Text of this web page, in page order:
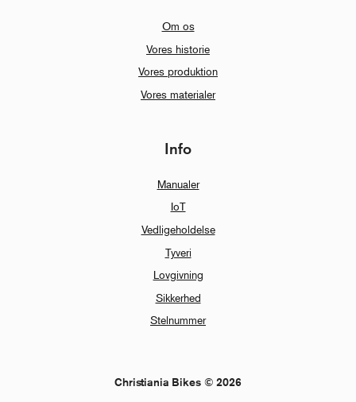
Om os
Vores historie
Vores produktion
Vores materialer
Info
Manualer
IoT
Vedligeholdelse
Tyveri
Lovgivning
Sikkerhed
Stelnummer
Christiania Bikes © 2026